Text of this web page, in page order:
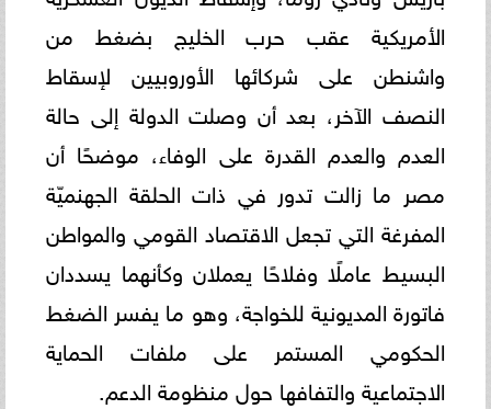
الأمريكية عقب حرب الخليج بضغط من
واشنطن على شركائها الأوروبيين لإسقاط
النصف الآخر، بعد أن وصلت الدولة إلى حالة
العدم والعدم القدرة على الوفاء، موضحًا أن
مصر ما زالت تدور في ذات الحلقة الجهنميّة
المفرغة التي تجعل الاقتصاد القومي والمواطن
البسيط عاملًا وفلاحًا يعملان وكأنهما يسددان
فاتورة المديونية للخواجة، وهو ما يفسر الضغط
الحكومي المستمر على ملفات الحماية
الاجتماعية والتفافها حول منظومة الدعم.